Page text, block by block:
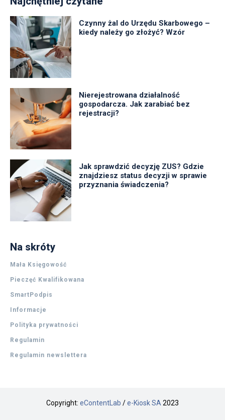
Czynny żal do Urzędu Skarbowego –
kiedy należy go złożyć? Wzór
Nierejestrowana działalność
gospodarcza. Jak zarabiać bez
rejestracji?
Jak sprawdzić decyzję ZUS? Gdzie
znajdziesz status decyzji w sprawie
przyznania świadczenia?
Na skróty
Mała Księgowość
Pieczęć Kwalifikowana
SmartPodpis
Informacje
Polityka prywatności
Regulamin
Regulamin newslettera
Copyright: eContentLab /e-Kiosk SA 2023